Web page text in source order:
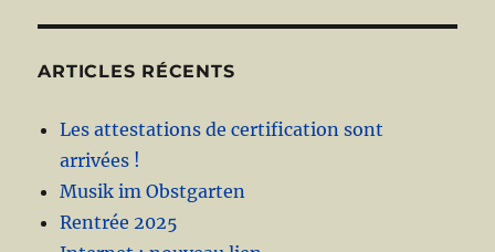
ARTICLES RÉCENTS
Les attestations de certification sont
arrivées !
Musik im Obstgarten
Rentrée 2025